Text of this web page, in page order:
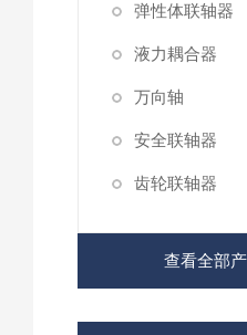
弹性体联轴器
液力耦合器
万向轴
安全联轴器
齿轮联轴器
查看全部